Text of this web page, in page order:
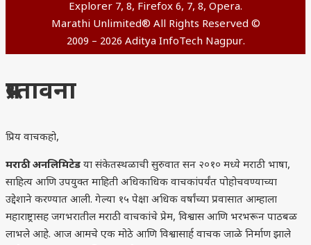
Explorer 7, 8, Firefox 6, 7, 8, Opera.
Marathi Unlimited® All Rights Reserved ©
2009 – 2026 Aditya InfoTech Nagpur.
प्रस्तावना
प्रिय वाचकहो,
मराठी अनलिमिटेड या संकेतस्थळाची सुरुवात सन २०१० मध्ये मराठी भाषा,
साहित्य आणि उपयुक्त माहिती अधिकाधिक वाचकांपर्यंत पोहोचवण्याच्या
उद्देशाने करण्यात आली. गेल्या १५ पेक्षा अधिक वर्षांच्या प्रवासात आम्हाला
महाराष्ट्रासह जगभरातील मराठी वाचकांचे प्रेम, विश्वास आणि भरभरून पाठबळ
लाभले आहे. आज आमचे एक मोठे आणि विश्वासार्ह वाचक जाळे निर्माण झाले